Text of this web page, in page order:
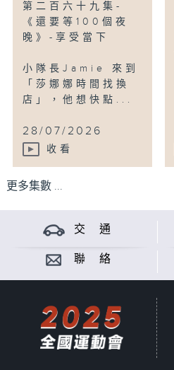
第二百六十九集-
《還要等100個夜
晚》-享受當下
小隊長Jamie 來到
「莎娜娜時間找換
店」，他想快點...
28/07/2026
收看
更多集數 ...
交 通
聯 絡